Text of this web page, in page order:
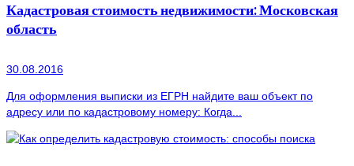
Кадастровая стоимость недвижимости: Московская
область
30.08.2016
Для оформления выписки из ЕГРН найдите ваш объект по
адресу или по кадастровому номеру: Когда...